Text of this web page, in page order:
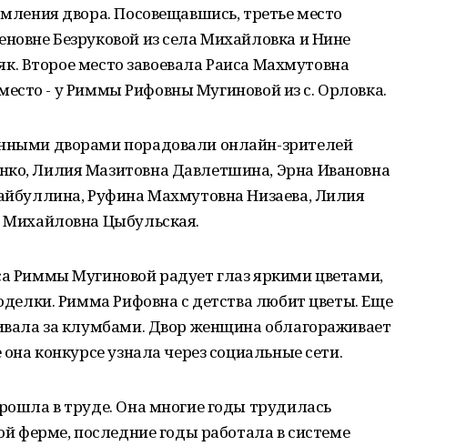
двора. Посовещавшись, третье место
Безруковой из села Михайловка и Нине
Второе место завоевала Раиса Махмутовна
- у Риммы Рифовны Мугиновой из с. Орловка.
дворами порадовали онлайн-зрителей
Лилия Мазитовна Давлетшина, Эрна Ивановна
Руфина Махмутовна Низаева, Лилия
Цыбульская.
Риммы Мугиновой радует глаз яркими цветами,
Римма Рифовна с детства любит цветы. Еще
за клумбами. Двор женщина облагораживает
конкурсе узнала через социальные сети.
в труде. Она многие годы трудилась
ферме, последние годы работала в системе